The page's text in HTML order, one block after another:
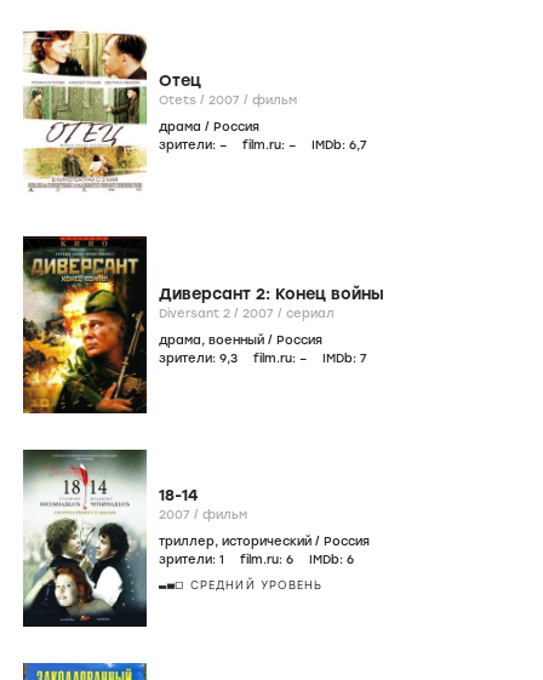
Отец
Otets / 2007 / фильм
драма / Россия
зрители: – film.ru: – IMDb: 6,7
Диверсант 2: Конец войны
Diversant 2 / 2007 / сериал
драма, военный / Россия
зрители: 9,3 film.ru: – IMDb: 7
18-14
2007 / фильм
триллер, исторический / Россия
зрители: 1 film.ru: 6 IMDb: 6
СРЕДНИЙ УРОВЕНЬ